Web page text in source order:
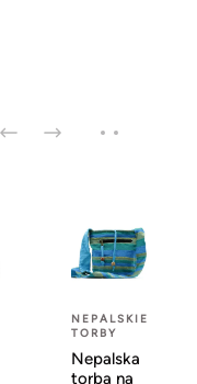
NEPALSKIE
TORBY
Nepalska
torba na